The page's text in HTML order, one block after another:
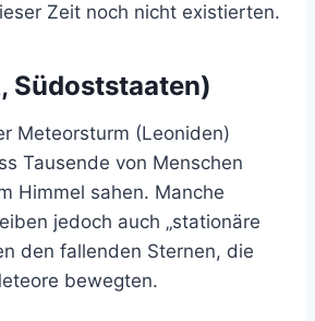
Zeit noch nicht existierten.
Südoststaaten)
Meteorsturm (Leoniden)
Tausende von Menschen
Himmel sahen. Manche
jedoch auch „stationäre
den fallenden Sternen, die
bewegten.